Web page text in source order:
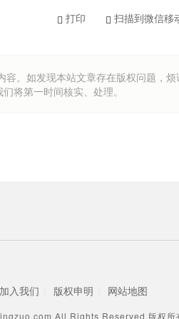
打印 扫描到微信移
。如发现本站文章存在版权问题，烦
将第一时间核实、处理。
加入我们 版权申明 网站地图
All Rights Reserved 版权所